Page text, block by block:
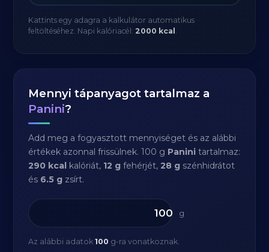
Kattints egy adagra a kalkulátor automatikus
feltöltéséhez. Napi kalóriacél: 2000 kcal .
Mennyi tápanyagot tartalmaz a
Panini?
Add meg a fogyasztott mennyiséget és az alábbi
értékek azonnal frissülnek. 100 g Panini tartalmaz:
290 kcal kalóriát, 12 g fehérjét,28 g szénhidrátot
és 6.5 g zsírt.
g
Az alábbi adatok100 g-ra vonatkoznak.